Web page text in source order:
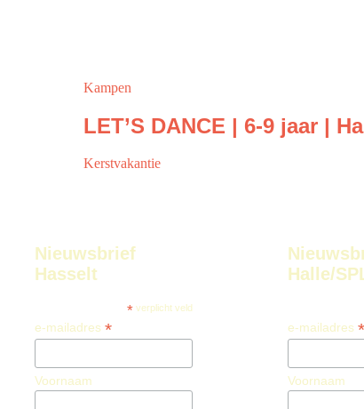
Kampen
LET’S DANCE | 6-9 jaar |
Kerstvakantie
Nieuwsbrief
Hasselt
*verplicht veld
e-mailadres *
Voornaam
Halle/
e-mailadres *
Voornaam